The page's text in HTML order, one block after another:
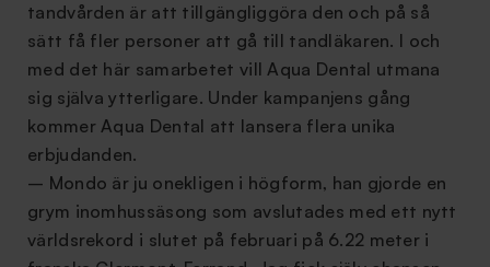
tandvården är att tillgängliggöra den och på så
sätt få fler personer att gå till tandläkaren. I och
med det här samarbetet vill Aqua Dental utmana
sig själva ytterligare. Under kampanjens gång
kommer Aqua Dental att lansera flera unika
erbjudanden.
– Mondo är ju onekligen i högform, han gjorde en
grym inomhussäsong som avslutades med ett nytt
världsrekord i slutet på februari på 6.22 meter i